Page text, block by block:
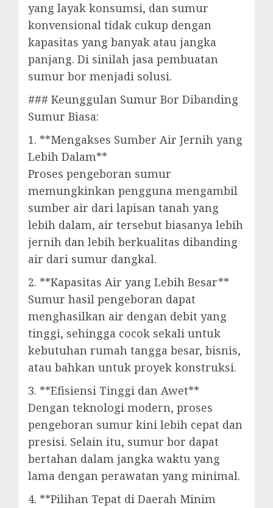
yang layak konsumsi, dan sumur
konvensional tidak cukup dengan
kapasitas yang banyak atau jangka
panjang. Di sinilah jasa pembuatan
sumur bor menjadi solusi.
### Keunggulan Sumur Bor Dibanding
Sumur Biasa:
1. **Mengakses Sumber Air Jernih yang
Lebih Dalam**
Proses pengeboran sumur
memungkinkan pengguna mengambil
sumber air dari lapisan tanah yang
lebih dalam, air tersebut biasanya lebih
jernih dan lebih berkualitas dibanding
air dari sumur dangkal.
2. **Kapasitas Air yang Lebih Besar**
Sumur hasil pengeboran dapat
menghasilkan air dengan debit yang
tinggi, sehingga cocok sekali untuk
kebutuhan rumah tangga besar, bisnis,
atau bahkan untuk proyek konstruksi.
3. **Efisiensi Tinggi dan Awet**
Dengan teknologi modern, proses
pengeboran sumur kini lebih cepat dan
presisi. Selain itu, sumur bor dapat
bertahan dalam jangka waktu yang
lama dengan perawatan yang minimal.
4. **Pilihan Tepat di Daerah Minim